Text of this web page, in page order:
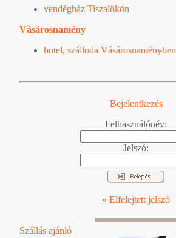
vendégház Tiszalökön
Vásárosnamény
hotel, szálloda Vásárosnaményben
Bejelentkezés
Felhasználónév:
Jelszó:
» Elfelejtett jelszó
Szállás ajánló